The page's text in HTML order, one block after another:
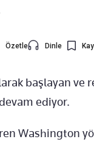
Özetle Dinle
başlayan
ediyor.
Washington